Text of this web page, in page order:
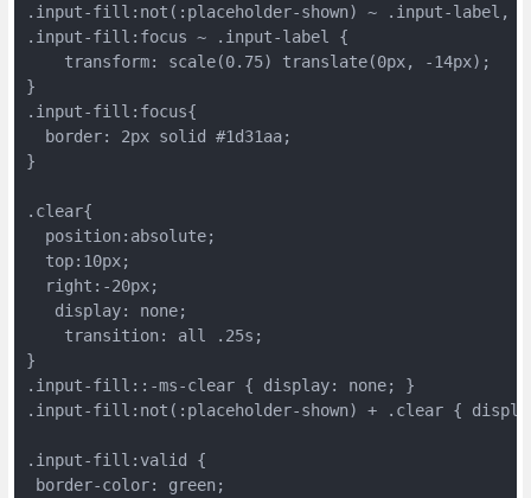
.input-fill:not(:placeholder-shown) ~ .input-label,
.input-fill:focus ~ .input-label {
    transform: scale(0.75) translate(0px, -14px);
}
.input-fill:focus{
  border: 2px solid #1d31aa;
}
.clear{
  position:absolute;
  top:10px;
  right:-20px;
   display: none;
    transition: all .25s;
}
.input-fill::-ms-clear { display: none; }
.input-fill:not(:placeholder-shown) + .clear {
.input-fill:valid {
border-color: green;